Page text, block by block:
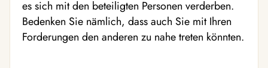
es sich mit den beteiligten Personen verderben.
Bedenken Sie nämlich, dass auch Sie mit Ihren
Forderungen den anderen zu nahe treten könnten.